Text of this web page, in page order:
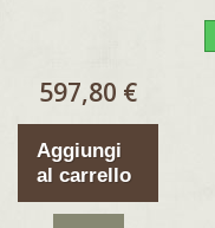
597,80 €
Aggiungi
al carrello